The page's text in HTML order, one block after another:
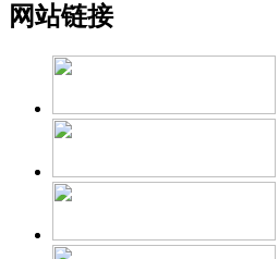
网站链接